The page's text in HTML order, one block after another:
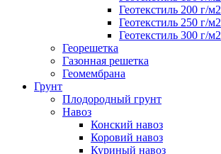
Геотекстиль 200 г/м2
Геотекстиль 250 г/м2
Геотекстиль 300 г/м2
Георешетка
Газонная решетка
Геомембрана
Грунт
Плодородный грунт
Навоз
Конский навоз
Коровий навоз
Куриный навоз